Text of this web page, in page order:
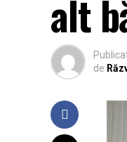
alt
de